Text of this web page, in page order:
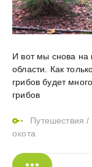
И вот мы снова на
области. Как
грибов будет
грибов
Путешествия /
охота